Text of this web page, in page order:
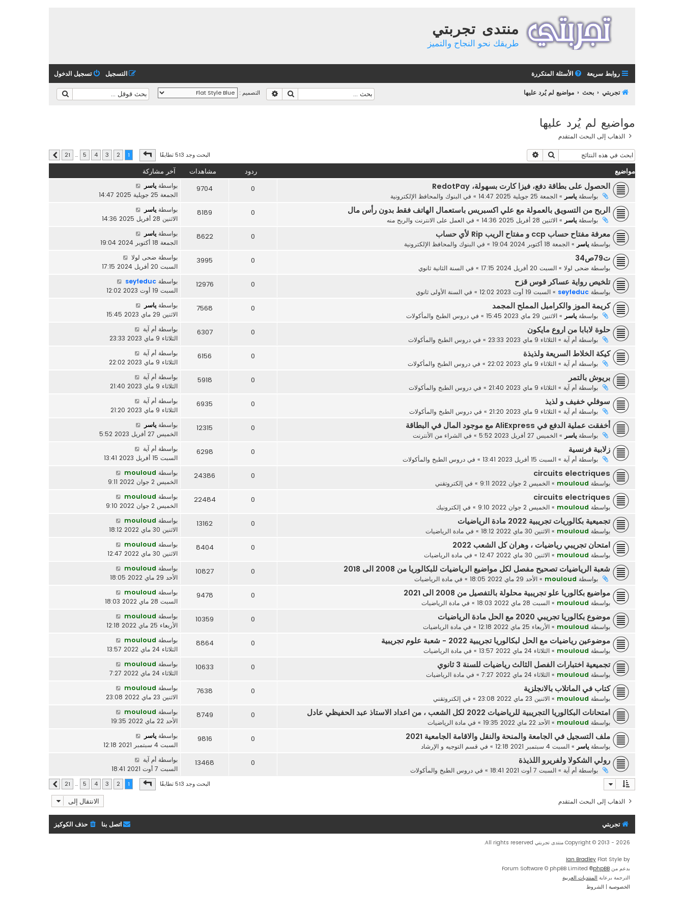
منتدى تجربتي
طريقك نحو النجاح والتميز
روابط سريعة الأسئلة المتكررة تسجيل الدخول التسجيل
تجربتي بحث مواضيع لم يُرد عليها التصميم : بحث بحث متقدم
مواضيع لم يُرد عليها
الذهاب إلى البحث المتقدم
بحث البحث وجد 513 تطابقًا صفحة من21
1
2
3
4
5
…
21 التالي
مواضيع ردود مشاهدات آخر مشاركة
الحصول على بطاقة دفع، فيزا كارت بسهولة، RedotPay
بواسطة ياسر » الجمعة 25 جويلية 2025 14:47 » في البنوك والمحافظ الإلكترونية
0
9704 بواسطة ياسر
الجمعة 25 جويلية 2025 14:47
الربح من التسويق بالعمولة مع علي اكسبريس باستعمال الهاتف فقط بدون رأس مال
بواسطة ياسر » الاثنين 28 أفريل 2025 14:36 » في العمل على الانترنت والربح منه
0
8189 بواسطة ياسر
الاثنين 28 أفريل 2025 14:36
معرفة مفتاح حساب ccp و مفتاح الريب Rip لأي حساب
بواسطة ياسر » الجمعة 18 أكتوبر 2024 19:04 » في البنوك والمحافظ الإلكترونية
0
8622 بواسطة ياسر
الجمعة 18 أكتوبر 2024 19:04
ت79ص34
بواسطة ضحى لولا » السبت 20 أفريل 2024 17:15 » في السنة الثانية ثانوي
0
3995 بواسطة ضحى لولا
السبت 20 أفريل 2024 17:15
تلخيص رواية عساكر قوس قزح
بواسطة seyfeduc
» السبت 19 أوت 2023 12:02 » في السنة الأولى ثانوي
0
12976 بواسطة seyfeduc
السبت 19 أوت 2023 12:02
كريمة الموز والكراميل المملح المجمد
بواسطة ياسر » الاثنين 29 ماي 2023 15:45 » في دروس الطبخ والمأكولات
0
7568 بواسطة ياسر
الاثنين 29 ماي 2023 15:45
حلوة لابابا من اروع مايكون
بواسطة أم آية » الثلاثاء 9 ماي 2023 23:33 » في دروس الطبخ والمأكولات
0
6307 بواسطة أم آية
الثلاثاء 9 ماي 2023 23:33
كيكة الخلاط السريعة ولذيذة
بواسطة أم آية » الثلاثاء 9 ماي 2023 22:02 » في دروس الطبخ والمأكولات
0
6156 بواسطة أم آية
الثلاثاء 9 ماي 2023 22:02
بريوش بالتمر
بواسطة أم آية » الثلاثاء 9 ماي 2023 21:40 » في دروس الطبخ والمأكولات
0
5918 بواسطة أم آية
الثلاثاء 9 ماي 2023 21:40
سوفلي خفيف و لذيذ
بواسطة أم آية » الثلاثاء 9 ماي 2023 21:20 » في دروس الطبخ والمأكولات
0
6935 بواسطة أم آية
الثلاثاء 9 ماي 2023 21:20
أخفقت عملية الدفع في AliExpress مع موجود المال في البطاقة
بواسطة ياسر » الخميس 27 أفريل 2023 5:52 » في الشراء من الأنترنت
0
12315 بواسطة ياسر
الخميس 27 أفريل 2023 5:52
زلابية فرنسية
بواسطة أم آية » السبت 15 أفريل 2023 13:41 » في دروس الطبخ والمأكولات
0
6298 بواسطة أم آية
السبت 15 أفريل 2023 13:41
circuits electriques
بواسطة mouloud
» الخميس 2 جوان 2022 9:11 » في إلكتروتقني
0
24386 بواسطة mouloud
الخميس 2 جوان 2022 9:11
circuits electriques
بواسطة mouloud
» الخميس 2 جوان 2022 9:10 » في إلكترونيك
0
22484 بواسطة mouloud
الخميس 2 جوان 2022 9:10
تجميعية بكالوريات تجريبية 2022 مادة الرياضيات
بواسطة mouloud
» الاثنين 30 ماي 2022 18:12 » في مادة الرياضيات
0
13162 بواسطة mouloud
الاثنين 30 ماي 2022 18:12
امتحان تجريبي رياضيات ، وهران كل الشعب 2022
بواسطة mouloud
» الاثنين 30 ماي 2022 12:47 » في مادة الرياضيات
0
8404 بواسطة mouloud
الاثنين 30 ماي 2022 12:47
شعبة الرياضيات تصحيح مفصل لكل مواضيع الرياضيات للبكالوريا من 2008 الى 2018
بواسطة mouloud
» الأحد 29 ماي 2022 18:05 » في مادة الرياضيات
0
10827 بواسطة mouloud
الأحد 29 ماي 2022 18:05
مواضيع بكالوريا علو تجريبية محلولة بالتفصيل من 2008 الى 2021
بواسطة mouloud
» السبت 28 ماي 2022 18:03 » في مادة الرياضيات
0
9478 بواسطة mouloud
السبت 28 ماي 2022 18:03
موضوع بكالوريا تجريبي 2020 مع الحل مادة الرياضيات
بواسطة mouloud
» الأربعاء 25 ماي 2022 12:18 » في مادة الرياضيات
0
10359 بواسطة mouloud
الأربعاء 25 ماي 2022 12:18
موضوعين رياضيات مع الحل لبكالوريا تجريبية 2022 - شعبة علوم تجريبية
بواسطة mouloud
» الثلاثاء 24 ماي 2022 13:57 » في مادة الرياضيات
0
8864 بواسطة mouloud
الثلاثاء 24 ماي 2022 13:57
تجميعية اختبارات الفصل الثالث رياضيات للسنة 3 ثانوي
بواسطة mouloud
» الثلاثاء 24 ماي 2022 7:27 » في مادة الرياضيات
0
10633 بواسطة mouloud
الثلاثاء 24 ماي 2022 7:27
كتاب في الماتلاب بالانجلزية
بواسطة mouloud
» الاثنين 23 ماي 2022 23:08 » في إلكتروتقني
0
7638 بواسطة mouloud
الاثنين 23 ماي 2022 23:08
امتحانات البكالوريا التجريبية للرياضيات 2022 لكل الشعب ، من اعداد الاستاذ عبد الحفيظي عادل
بواسطة mouloud
» الأحد 22 ماي 2022 19:35 » في مادة الرياضيات
0
8749 بواسطة mouloud
الأحد 22 ماي 2022 19:35
ملف التسجيل في الجامعة والمنحة والنقل والاقامة الجامعية 2021
بواسطة ياسر » السبت 4 سبتمبر 2021 12:18 » في قسم التوجيه و الإرشاد
0
9816 بواسطة ياسر
السبت 4 سبتمبر 2021 12:18
رولي الشكولا ولفريرو اللذيذة
بواسطة أم آية » السبت 7 أوت 2021 18:41 » في دروس الطبخ والمأكولات
0
13468 بواسطة أم آية
السبت 7 أوت 2021 18:41
البحث وجد 513 تطابقًا صفحة من21
1
2
3
4
5
…
21 التالي
الذهاب إلى البحث المتقدم الانتقال إلى
تجربتي حذف الكوكيز اتصل بنا
Copyright © 2013 - 2026 منتدى تجربتي All rights reserved.
Flat Style by
Ian Bradley
بدعم من phpBB
® Forum Software © phpBB Limited
الترجمة برعاية المنتديات العربية
الخصوصية | الشروط